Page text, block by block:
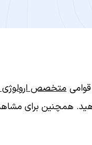
متخصص ارولوژی
همچنین برای